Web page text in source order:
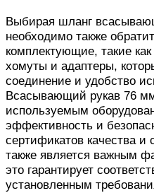
Выбирая шланг
необходимо также
комплектующие, такие
хомуты и адаптеры,
соединение и удобство
Всасывающий рукав 76
используемым
эффективность и
сертификатов качества и
также является важным
это гарантирует
установленным